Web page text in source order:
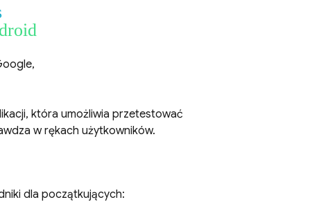
która umożliwia przetestować
w rękach użytkowników.
dla początkujących: